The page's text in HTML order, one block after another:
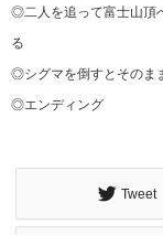
◎二人を追って富士山頂
る
◎シグマを倒すとそのま
◎エンディング
Tweet